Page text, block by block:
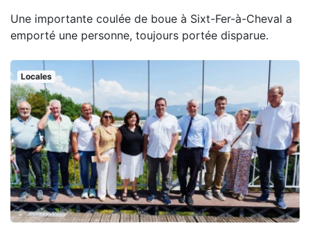
Une importante coulée de boue à Sixt-Fer-à-Cheval a
emporté une personne, toujours portée disparue.
Locales